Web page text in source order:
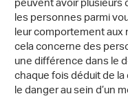
les personnes parmi
leur comportement
cela concerne des
une différence dans le
chaque fois déduit de
le danger au sein d’un